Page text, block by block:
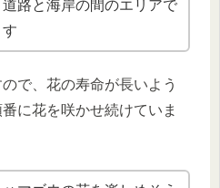
路と海岸の間のエリアで
で、花の寿命が長いよう
に花を咲かせ続けていま